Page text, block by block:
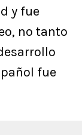
y fue
no tanto
fue